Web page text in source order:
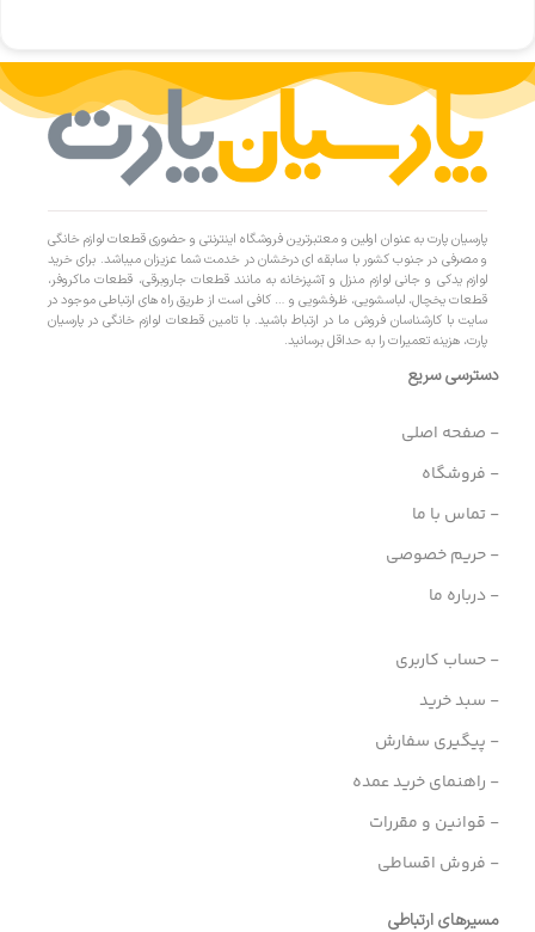
پارسیان پارت به عنوان اولین و معتبرترین فروشگاه اینترنتی و حضوری قطعات لوازم خانگی
و مصرفی در جنوب کشور با سابقه ای درخشان در خدمت شما عزیزان میباشد. برای خرید
لوازم یدکی و جانی لوازم منزل و آشپزخانه به مانند قطعات جاروبرقی، قطعات ماکروفر،
قطعات یخچال، لباسشویی، ظرفشویی و … کافی است از طریق راه های ارتباطی موجود در
سایت با کارشناسان فروش ما در ارتباط باشید. با تامین قطعات لوازم خانگی در پارسیان
پارت، هزینه تعمیرات را به حداقل برسانید.
دسترسی سریع
- صفحه اصلی
- فروشگاه
- تماس با ما
- حریم خصوصی
- درباره ما
- حساب کاربری
- سبد خرید
- پیگیری سفارش
- راهنمای خرید عمده
- قوانین و مقررات
- فروش اقساطی
مسیرهای ارتباطی